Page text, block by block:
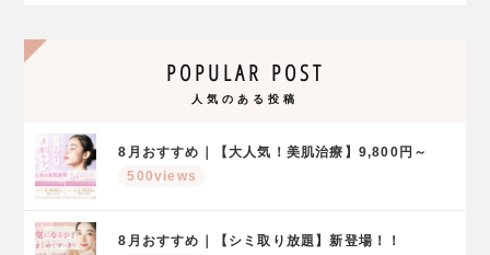
POPULAR POST
人気のある投稿
8月おすすめ｜【大人気！美肌治療】9,800円～
500views
8月おすすめ｜【シミ取り放題】新登場！！